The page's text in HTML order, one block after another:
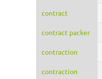
contract
contract packer
contraction
contraction